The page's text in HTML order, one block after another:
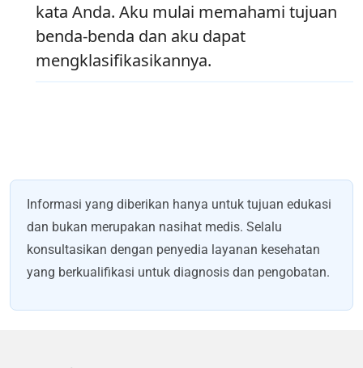
kata Anda. Aku mulai memahami tujuan
benda-benda dan aku dapat
mengklasifikasikannya.
Informasi yang diberikan hanya untuk tujuan edukasi
dan bukan merupakan nasihat medis. Selalu
konsultasikan dengan penyedia layanan kesehatan
yang berkualifikasi untuk diagnosis dan pengobatan.